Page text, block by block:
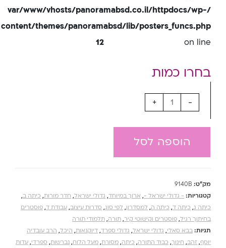
/var/www/vhosts/panoramabsd.co.il/httpdocs/wp-
content/themes/panoramabsd/lib/posters_funcs.php
on line
12
-
+
הוספה לסל
מק"ט: 9140B
קטגוריות: - גדולי ישראל -, ארוך במיוחד, גדולי ישראל, חדר מורות, כיתה ב,
כיתה ג, כיתה ד, כיתה ה, למסדרון, לפי סוג, סדרות עיצוב, עבודת ד, פוסטרים
בחיתוך רגיל, פוסטרים וקישוטי קיר, תורה, תלמודי תורה
תגיות: בבא סאלי, גדולי ישראל, גדולי ספרד, דיוקנאות, היכל, הרב עובדיה
יוסף, זהב, חינוך, כבוד התורה, כיתה, מסורת, מעל הלוח, נברשות, ספרדי, עדות